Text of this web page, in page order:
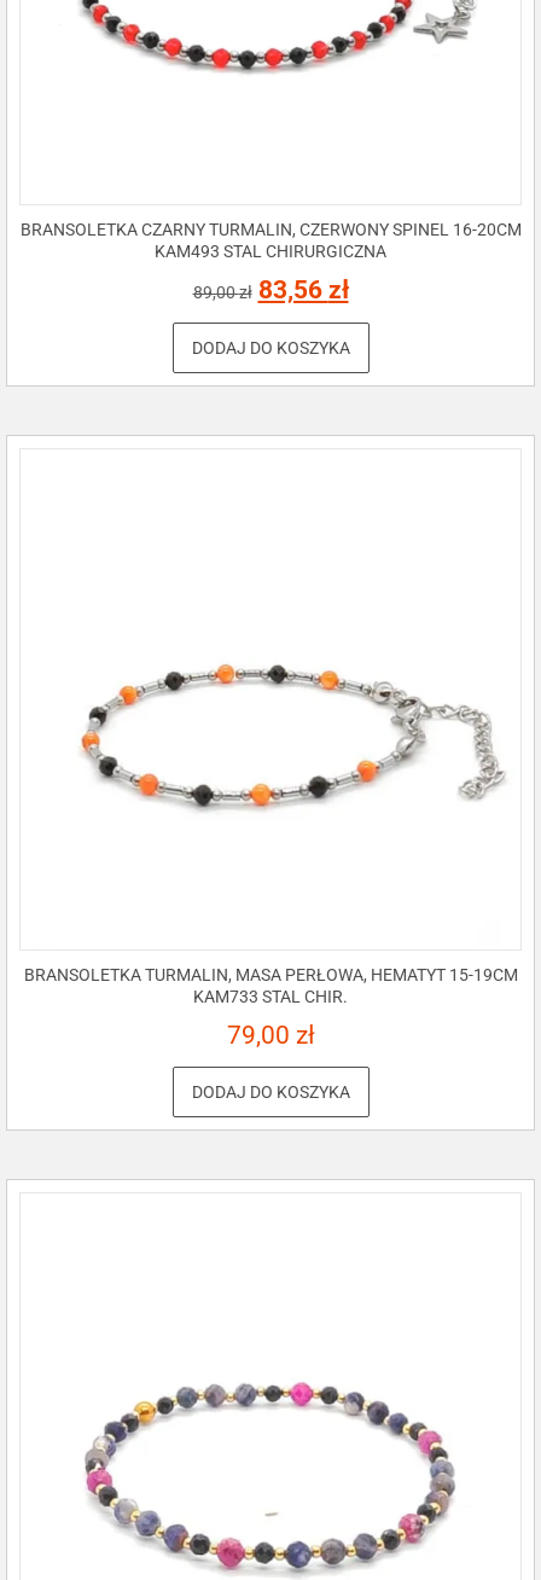
BRANSOLETKA CZARNY TURMALIN, CZERWONY SPINEL 16-20CM
KAM493 STAL CHIRURGICZNA
89,00zł 83,56 zł
DODAJ DO KOSZYKA
BRANSOLETKA TURMALIN, MASA PERŁOWA, HEMATYT 15-19CM
KAM733 STAL CHIR.
79,00 zł
DODAJ DO KOSZYKA